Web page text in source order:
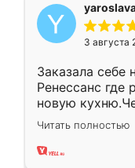
3 августа
Заказала себе
Ренессанс где
новую
вполне
два года,
Читать полностью